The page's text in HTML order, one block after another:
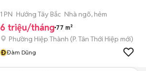
1 PN Hướng Tây Bắc Nhà ngõ, hẻm
6 triệu/tháng 77 m²
Phường Hiệp Thành (P. Tân Thới Hiệp mới)
ĐĐàm Dũng